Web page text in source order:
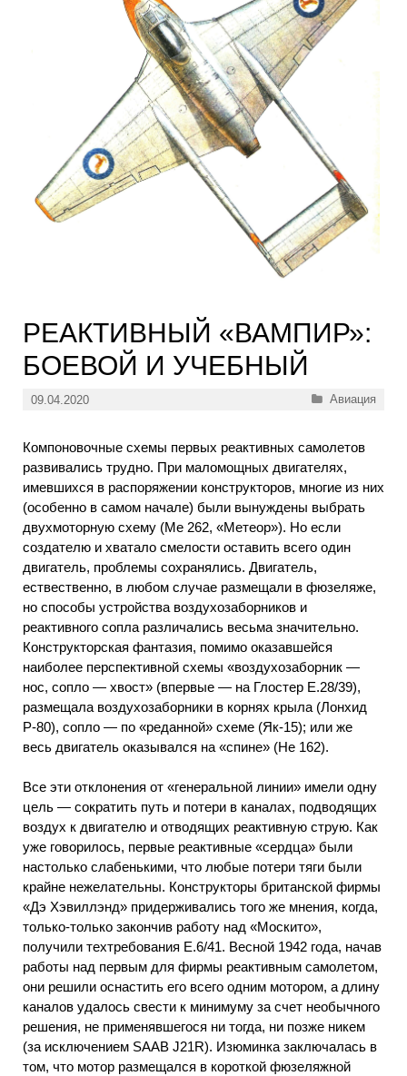
РЕАКТИВНЫЙ «ВАМПИР»:
БОЕВОЙ И УЧЕБНЫЙ
09.04.2020 Рубрики
Авиация
Компоновочные схемы первых реактивных самолетов
развивались трудно. При маломощных двигателях,
имевшихся в распоряжении конструкторов, многие из них
(особенно в самом начале) были вынуждены выбрать
двухмоторную схему (Me 262, «Метеор»). Но если
создателю и хватало смелости оставить всего один
двигатель, проблемы сохранялись. Двигатель,
ествественно, в любом случае размещали в фюзеляже,
но способы устройства воздухозаборников и
реактивного сопла различались весьма значительно.
Конструкторская фантазия, помимо оказавшейся
наиболее перспективной схемы «воздухозаборник —
нос, сопло — хвост» (впервые — на Глостер Е.28/39),
размещала воздухозаборники в корнях крыла (Лонхид
Р-80), сопло — по «реданной» схеме (Як-15); или же
весь двигатель оказывался на «спине» (Не 162).
Все эти отклонения от «генеральной линии» имели одну
цель — сократить путь и потери в каналах, подводящих
воздух к двигателю и отводящих реактивную струю. Как
уже говорилось, первые реактивные «сердца» были
настолько слабенькими, что любые потери тяги были
крайне нежелательны. Конструкторы британской фирмы
«Дэ Хэвиллэнд» придерживались того же мнения, когда,
только-только закончив работу над «Москито»,
получили техтребования Е.6/41. Весной 1942 года, начав
работы над первым для фирмы реактивным самолетом,
они решили оснастить его всего одним мотором, а длину
каналов удалось свести к минимуму за счет необычного
решения, не применявшегося ни тогда, ни позже никем
(за исключением SAAB J21R). Изюминка заключалась в
том, что мотор размещался в короткой фюзеляжной